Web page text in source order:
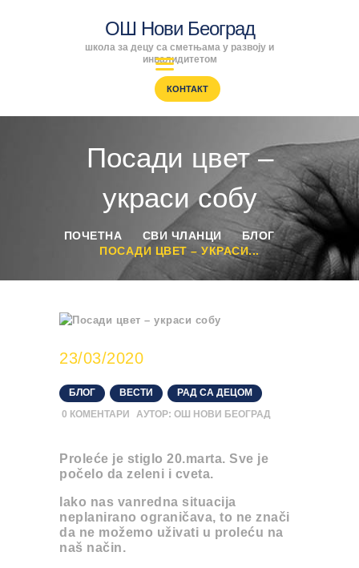
ОШ Нови Београд
школа за децу са сметњама у развоју и
инвалидитетом
КОНТАКТ
Посади цвет –
украси собу
ПОЧЕТНА СВИ ЧЛАНЦИ
БЛОГ
ПОСАДИ ЦВЕТ – УКРАСИ...
ОШ Нови Београд
школа за децу са сметњама у развоју и инвалидитетом
SRPSKI
ПРОГРАМИ
ВЕСТИ
ГАЛЕРИЈА
ШКОЛА
23/03/2020
БЛОГ ВЕСТИ
РАД СА ДЕЦОМ
0 КОМЕНТАРИ АУТОР: ОШ НОВИ БЕОГРАД
Proleće je stiglo 20.marta. Sve je
počelo da zeleni i cveta.
Iako nas vanredna situacija
neplanirano ograničava, to ne znači
da ne možemo uživati u proleću na
naš način.